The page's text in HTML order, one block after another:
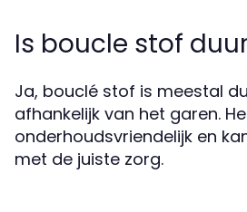
Is boucle stof
Ja, bouclé stof is meestal
afhankelijk van het garen.
onderhoudsvriendelijk en
met de juiste zorg.